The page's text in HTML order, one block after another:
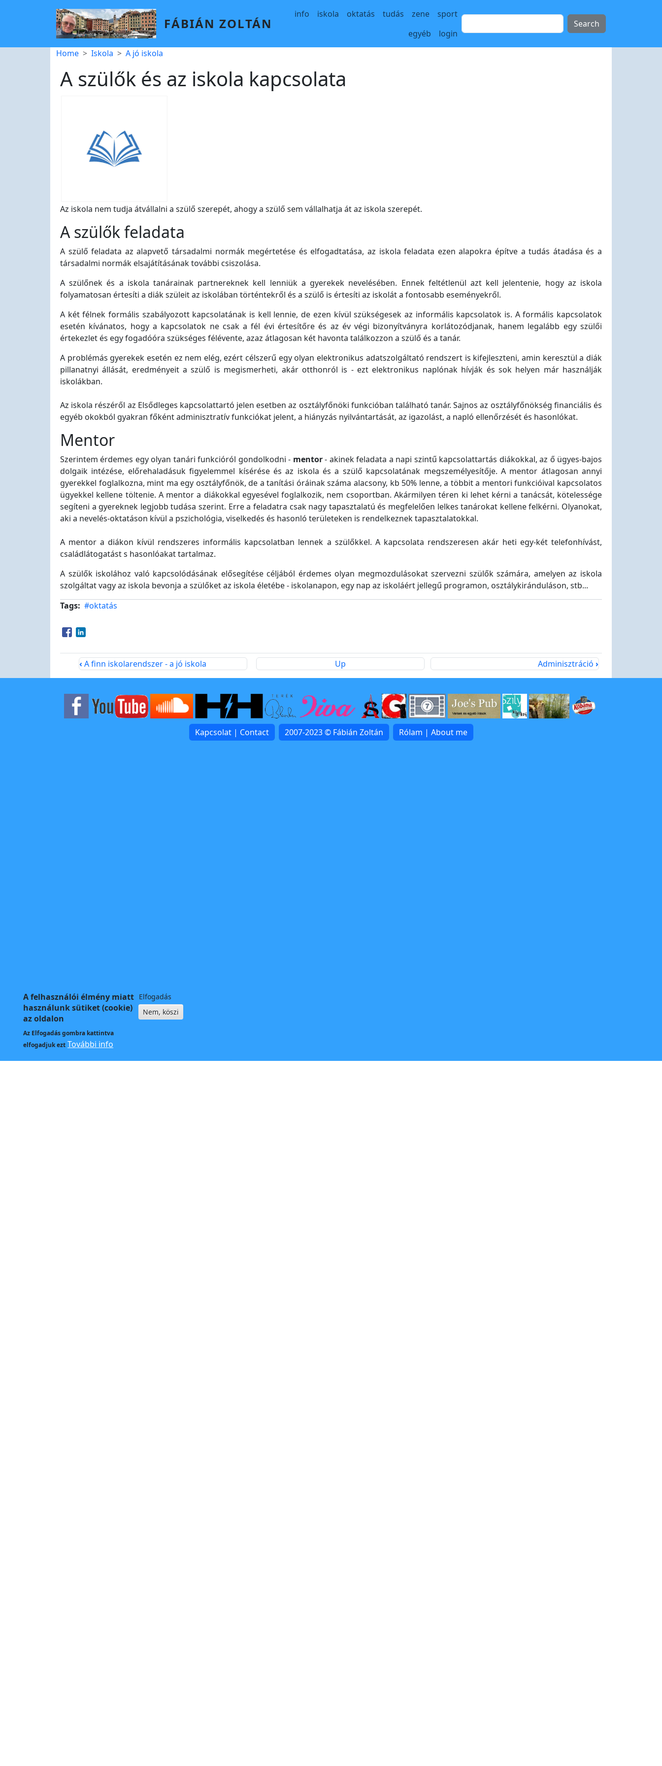
FÁBIÁN ZOLTÁN
Main navigation
info iskola oktatás tudás zene
sport
egyéb
login
Breadcrumb
Home Iskola A jó iskola
A szülők és az iskola kapcsolata
Az iskola nem tudja átvállalni a szülő szerepét, ahogy a szülő sem vállalhatja át az iskola szerepét.
A szülők feladata
A szülő feladata az alapvető társadalmi normák megértetése és elfogadtatása, az iskola feladata ezen alapokra építve a tudás átadása és a
társadalmi normák elsajátításának további csiszolása.
A szülőnek és a iskola tanárainak partnereknek kell lenniük a gyerekek nevelésében. Ennek feltétlenül azt kell jelentenie, hogy az iskola
folyamatosan értesíti a diák szüleit az iskolában történtekről és a szülő is értesíti az iskolát a fontosabb eseményekről.
A két félnek formális szabályozott kapcsolatának is kell lennie, de ezen kívül szükségesek az informális kapcsolatok is. A formális kapcsolatok
esetén kívánatos, hogy a kapcsolatok ne csak a fél évi értesítőre és az év végi bizonyítványra korlátozódjanak, hanem legalább egy szülői
értekezlet és egy fogadóóra szükséges félévente, azaz átlagosan két havonta találkozzon a szülő és a tanár.
A problémás gyerekek esetén ez nem elég, ezért célszerű egy olyan elektronikus adatszolgáltató rendszert is kifejleszteni, amin keresztül a diák
pillanatnyi állását, eredményeit a szülő is megismerheti, akár otthonról is - ezt elektronikus naplónak hívják és sok helyen már használják
iskolákban.
Az iskola részéről az Elsődleges kapcsolattartó jelen esetben az osztályfőnöki funkcióban található tanár. Sajnos az osztályfőnökség financiális és
egyéb okokból gyakran főként adminisztratív funkciókat jelent, a hiányzás nyilvántartását, az igazolást, a napló ellenőrzését és hasonlókat.
Mentor
Szerintem érdemes egy olyan tanári funkcióról gondolkodni - mentor- akinek feladata a napi szintű kapcsolattartás diákokkal, az ő ügyes-bajos
dolgaik intézése, előrehaladásuk figyelemmel kísérése és az iskola és a szülő kapcsolatának megszemélyesítője. A mentor átlagosan annyi
gyerekkel foglalkozna, mint ma egy osztályfőnök, de a tanítási óráinak száma alacsony, kb 50% lenne, a többit a mentori funkcióival kapcsolatos
ügyekkel kellene töltenie. A mentor a diákokkal egyesével foglalkozik, nem csoportban. Akármilyen téren ki lehet kérni a tanácsát, kötelessége
segíteni a gyereknek legjobb tudása szerint. Erre a feladatra csak nagy tapasztalatú és megfelelően lelkes tanárokat kellene felkérni. Olyanokat,
aki a nevelés-oktatáson kívül a pszichológia, viselkedés és hasonló területeken is rendelkeznek tapasztalatokkal.
A mentor a diákon kívül rendszeres informális kapcsolatban lennek a szülőkkel. A kapcsolata rendszeresen akár heti egy-két telefonhívást,
családlátogatást s hasonlóakat tartalmaz.
A szülők iskolához való kapcsolódásának elősegítése céljából érdemes olyan megmozdulásokat szervezni szülők számára, amelyen az iskola
szolgáltat vagy az iskola bevonja a szülőket az iskola életébe - iskolanapon, egy nap az iskoláért jellegű programon, osztálykiránduláson, stb...
Tags #oktatás
Opens in a new window
Opens in a new window
‹ A finn iskolarendszer - a jó iskola Up Adminisztráció ›
Kapcsolat | Contact 2007-2023 © Fábián Zoltán Rólam | About me
A felhasználói élmény miatt
használunk sütiket (cookie)
az oldalon
Az Elfogadásgombra kattintva
elfogadjuk ezt További info
Elfogadás
Nem, köszi